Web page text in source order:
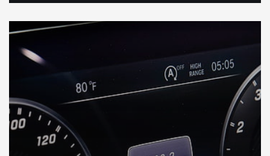
DÉCOUVREZ VOTRE INSPECTION AUTO au Mali